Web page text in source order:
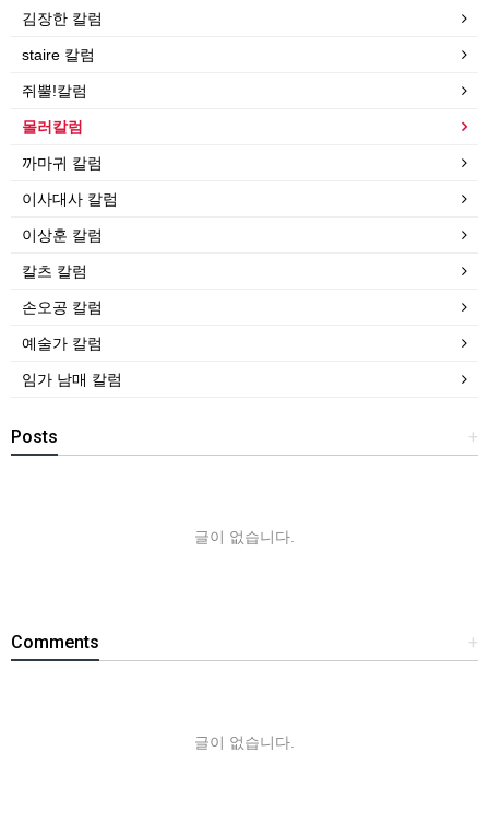
김장한 칼럼
staire 칼럼
쥐뿔!칼럼
몰러칼럼
까마귀 칼럼
이사대사 칼럼
이상훈 칼럼
칼츠 칼럼
손오공 칼럼
예술가 칼럼
임가 남매 칼럼
+
Posts
글이 없습니다.
+
Comments
글이 없습니다.